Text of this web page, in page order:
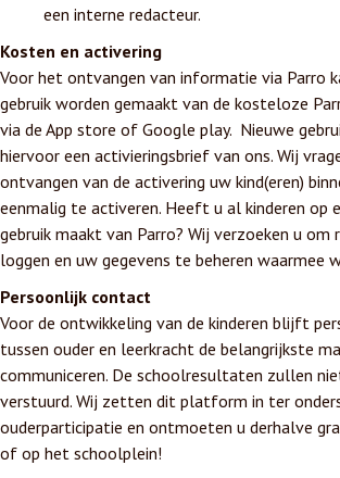
een interne redacteur.
Kosten en activering
Voor het ontvangen van informatie via Parro
gebruik worden gemaakt van de kosteloze
via de App store of Google play. Nieuwe
hiervoor een activieringsbrief van ons. Wij
ontvangen van de activering uw kind(eren)
eenmalig te activeren. Heeft u al kinderen op
gebruik maakt van Parro? Wij verzoeken u
loggen en uw gegevens te beheren waarmee
Persoonlijk contact
Voor de ontwikkeling van de kinderen blijft
tussen ouder en leerkracht de belangrijkste
communiceren. De schoolresultaten zullen
verstuurd. Wij zetten dit platform in ter
ouderparticipatie en ontmoeten u derhalve
of op het schoolplein!